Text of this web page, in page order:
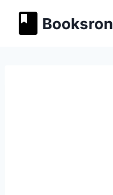
содержимому
Booksron